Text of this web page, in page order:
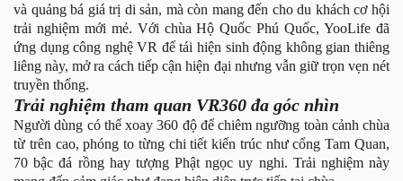
và quảng bá giá trị di sản, mà còn mang đến cho du khách cơ hội
trải nghiệm mới mẻ. Với chùa Hộ Quốc Phú Quốc, YooLife đã
ứng dụng công nghệ VR để tái hiện sinh động không gian thiêng
liêng này, mở ra cách tiếp cận hiện đại nhưng vẫn giữ trọn vẹn nét
truyền thống.
Trải nghiệm tham quan VR360 đa góc nhìn
Người dùng có thể xoay 360 độ để chiêm ngưỡng toàn cảnh chùa
từ trên cao, phóng to từng chi tiết kiến trúc như cổng Tam Quan,
70 bậc đá rồng hay tượng Phật ngọc uy nghi. Trải nghiệm này